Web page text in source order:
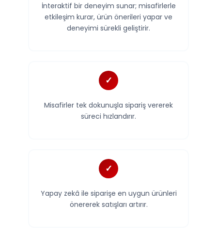
İnteraktif bir deneyim sunar; misafirlerle
etkileşim kurar, ürün önerileri yapar ve
deneyimi sürekli geliştirir.
Misafirler tek dokunuşla sipariş vererek
süreci hızlandırır.
Yapay zekâ ile siparişe en uygun ürünleri
önererek satışları artırır.